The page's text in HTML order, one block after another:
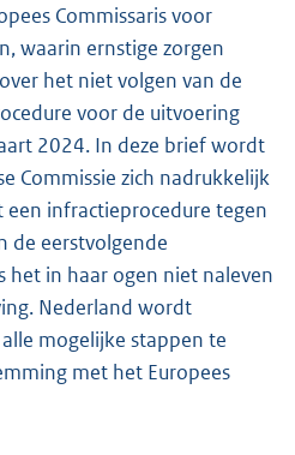
Commissaris voor
waarin ernstige zorgen
het niet volgen van de
voor de uitvoering
2024. In deze brief wordt
Commissie zich nadrukkelijk
infractieprocedure tegen
de eerstvolgende
het in haar ogen niet naleven
Nederland wordt
mogelijke stappen te
met het Europees